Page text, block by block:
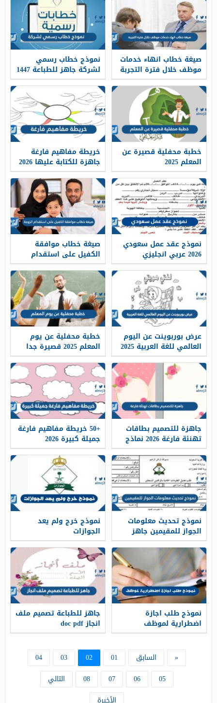
صيغة خطاب انهاء خدمات
موظف خلال فترة التجربة
1447
نموذج خطاب رسمي
لشركة جاهز للطباعة 1447
خطبة محفلية قصيرة عن
المعلم 2025
خريطة مفاهيم فارغة
جاهزة للكتابة عليها 2026
نموذج عقد عمل سعودي
2026 عربي انجليزي
صيغة خطاب موافقة
الكفيل على استقدام
الزوجة 2026
عرض بوربوينت عن اليوم
العالمي للغة العربية 2025
خطبة محفلية عن يوم
المعلم 2025 قصيرة جدا
جاهزة للتصميم بطاقات
تهنئة فارغة 2026 نماذج
بطاقات تهنئة فارغة
+50 خريطة مفاهيم فارغة
جميلة كبيرة 2026
نموذج تحديث معلومات
الجواز للمقيمين جاهز
للطباعة 2026
نموذج خرج ولم يعد
الجوازات
نموذج طلب اجازة
اضطرارية لموظف
جاهز للطباعة تصميم ملف
انجاز doc pdf
« السابق 01
02
03
04
05
06
07
08
التالي
الأخيرة